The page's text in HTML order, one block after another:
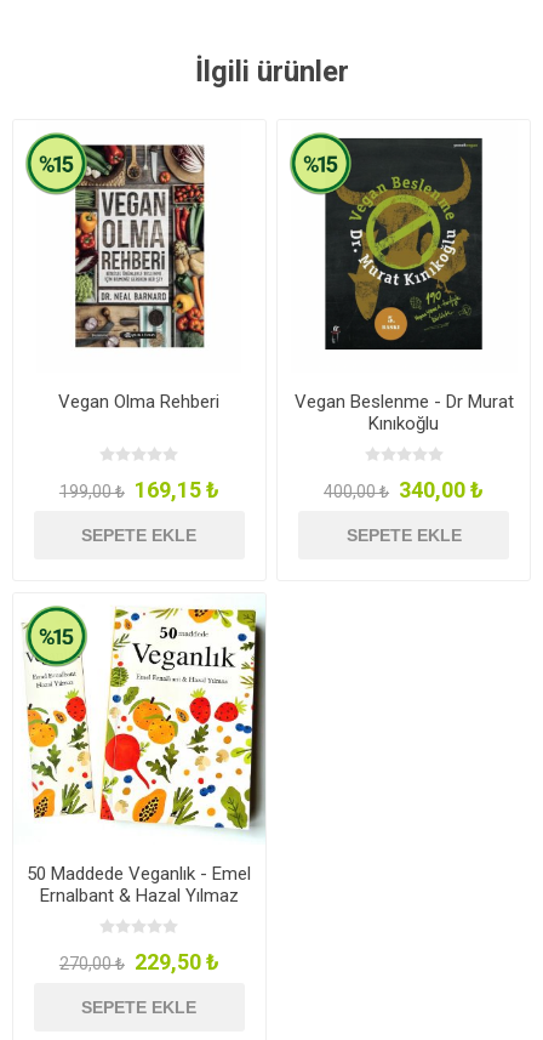
İlgili ürünler
Vegan Olma Rehberi
199,00 ₺ 169,15 ₺
SEPETE EKLE
Vegan Beslenme - Dr Murat
Kınıkoğlu
400,00 ₺ 340,00 ₺
SEPETE EKLE
50 Maddede Veganlık - Emel
Ernalbant & Hazal Yılmaz
270,00 ₺ 229,50 ₺
SEPETE EKLE